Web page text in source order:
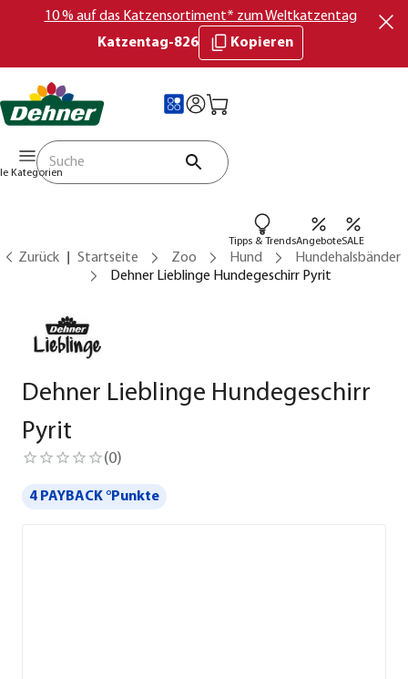
10 % auf das Katzensortiment* zum Weltkatzentag
Katzentag-826
Kopieren
Kategorien
Tipps & TrendsAngeboteSALE
Zurück Startseite Zoo Hund
Hundehalsbänder
Dehner Lieblinge Hundegeschirr Pyrit
Dehner Lieblinge Hundegeschirr
Pyrit
(0)
4 PAYBACK °Punkte